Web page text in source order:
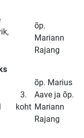
õp.
Mariann
Rajang
3.
koht
õp. Marius
Aave ja õp.
Mariann
Rajang